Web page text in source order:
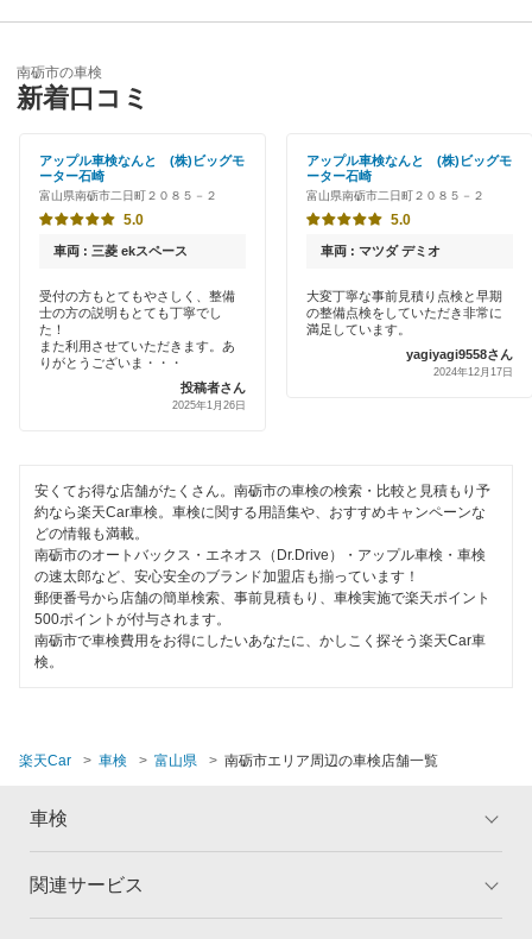
小矢部市
黒部市
下新川郡
高岡市
砺波市
富山市
中新川郡
滑川市
特典あり
早割りあり
代車あり
EV車OK
120分以内の車検
1日車検
夜間受付
コンピューター診断
「車検の速太郎」
アップル車検
オートバックス
出光リテール車検
伊藤忠エネクス
ウルトラ車検
南砺市の車検
新着口コミ
アップル車検なんと (株)ビッグモ
ーター石崎
富山県南砺市二日町２０８５－２
5.0
車両 : 三菱 ekスペース
受付の方もとてもやさしく、整備
士の方の説明もとても丁寧でし
た！
また利用させていただきます。あ
りがとうございま・・・
投稿者さん
2025年1月26日
アップル車検なんと (株)ビッグモ
ーター石崎
富山県南砺市二日町２０８５－２
5.0
車両 : マツダ デミオ
大変丁寧な事前見積り点検と早期
の整備点検をしていただき非常に
満足しています。
yagiyagi9558さん
2024年12月17日
安くてお得な店舗がたくさん。南砺市の車検の検索・比較と見積もり予
約なら楽天Car車検。車検に関する用語集や、おすすめキャンペーンな
どの情報も満載。
南砺市のオートバックス・エネオス（Dr.Drive）・アップル車検・車検
の速太郎など、安心安全のブランド加盟店も揃っています！
郵便番号から店舗の簡単検索、事前見積もり、車検実施で楽天ポイント
500ポイントが付与されます。
南砺市で車検費用をお得にしたいあなたに、かしこく探そう楽天Car車
検。
楽天Car 車検 富山県 南砺市エリア周辺の車検店舗一覧
車検
トップ
関連サービス